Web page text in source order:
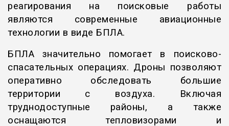
реагирования на поисковые работы
являются современные авиационные
технологии в виде БПЛА.
БПЛА значительно помогает в поисково-
спасательных операциях. Дроны позволяют
оперативно обследовать большие
территории с воздуха. Включая
труднодоступные районы, а также
оснащаются тепловизорами и